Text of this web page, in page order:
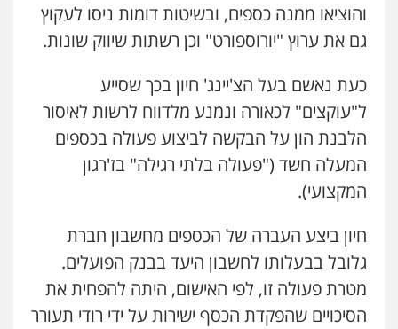
והוציאו ממנה כספים, ובשיטות דומות ניסו לעקוץ
גם את ערוץ "יורוספורט" וכן רשתות שיווק שונות.
כעת נאשם בעל הצ'יינג' חיון בכך שסייע
ל"עוקצים" לכאורה ונמנע מלדווח לרשות לאיסור
הלבנת הון על הבקשה לביצוע פעולה בכספים
המעלה חשד ("פעולה בלתי רגילה" בז'רגון
המקצועי).
חיון ביצע העברה של הכספים מחשבון חברת
גלובל בבעלותו לחשבון היעד בבנק הפועלים.
מטרת פעולה זו, לפי האישום, היתה להפחית את
הסיכויים שהפקדת הכסף ישירות על ידי רודי תעורר